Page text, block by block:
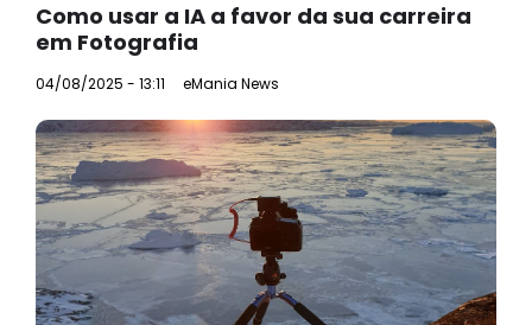
Como usar a IA a favor da sua carreira
em Fotografia
04/08/2025 - 13:11 eMania News